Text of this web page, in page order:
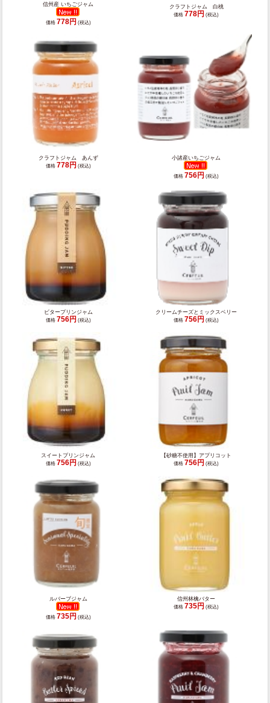
信州産 いちごジャム
価格 778円 (税込)
クラフトジャム 白桃
価格 778円 (税込)
クラフトジャム あんず
価格 778円 (税込)
小諸産いちごジャム
価格 756円 (税込)
ビタープリンジャム
価格 756円 (税込)
クリームチーズとミックスベリー
価格 756円 (税込)
スイートプリンジャム
価格 756円 (税込)
【砂糖不使用】アプリコット
価格 756円 (税込)
ルバーブジャム
価格 735円 (税込)
信州林檎バター
価格 735円 (税込)